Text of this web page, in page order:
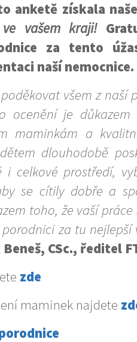
anketě získala
vašem kraji!
za tento
naší nemocnice.
všem z naší
ocenění je
maminkám a
dlouhodobě
i celkové prostředí,
se cítily dobře a
toho, že vaší
za tu nejlepší
CSc., ředitel
zde
maminek najdete